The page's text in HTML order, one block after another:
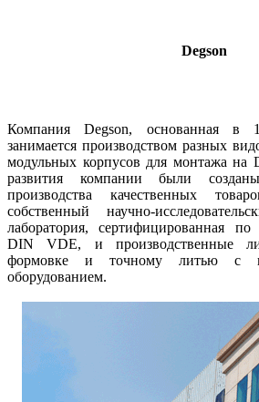
Degson
Компания Degson, основанная в
занимается производством разных
модульных корпусов для монтажа на
развития компании были
производства качественных
собственный научно-
лаборатория, сертифицированная по
DIN VDE, и производственные
формовке и точному литью с
оборудованием.